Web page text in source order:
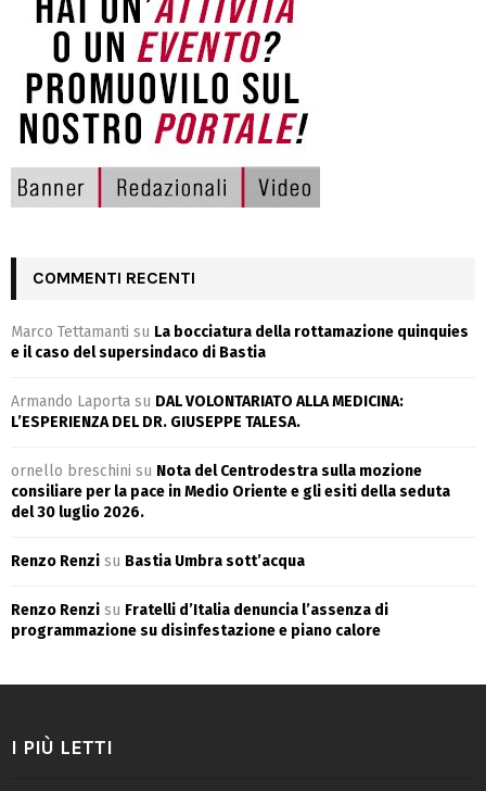
COMMENTI RECENTI
Marco Tettamanti su La bocciatura della rottamazione quinquies
e il caso del supersindaco di Bastia
Armando Laporta su DAL VOLONTARIATO ALLA MEDICINA:
L’ESPERIENZA DEL DR. GIUSEPPE TALESA.
ornello breschini su Nota del Centrodestra sulla mozione
consiliare per la pace in Medio Oriente e gli esiti della seduta
del 30 luglio 2026.
Renzo Renzi su Bastia Umbra sott’acqua
Renzo Renzi su Fratelli d’Italia denuncia l’assenza di
programmazione su disinfestazione e piano calore
I PIÙ LETTI